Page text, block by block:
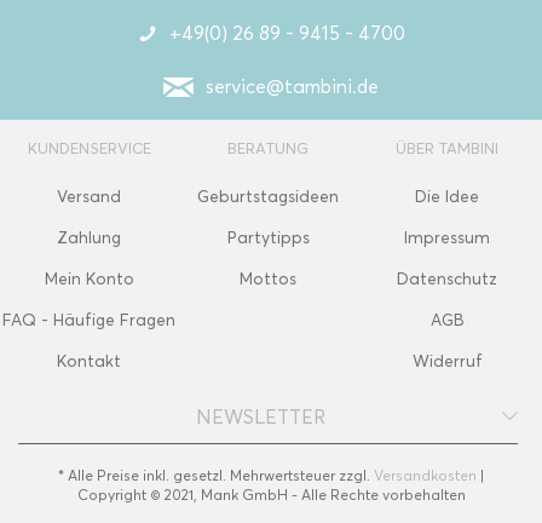
+49(0) 26 89 - 9415 - 4700
service@tambini.de
KUNDENSERVICE
Versand
Zahlung
Mein Konto
FAQ - Häufige Fragen
Kontakt
BERATUNG
Geburtstagsideen
Partytipps
Mottos
ÜBER TAMBINI
Die Idee
Impressum
Datenschutz
AGB
Widerruf
NEWSLETTER
* Alle Preise inkl. gesetzl. Mehrwertsteuer zzgl. Versandkosten |
Copyright © 2021, Mank GmbH - Alle Rechte vorbehalten